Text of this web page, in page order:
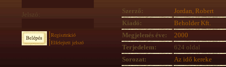
Jelszó:
Regisztráció
Elfelejtett jelszó
Szerző:
Jordan, Robert
Kiadó:
Beholder Kft.
Megjelenés éve:
2000
Terjedelem:
624 oldal
Sorozat:
Az idő kereke